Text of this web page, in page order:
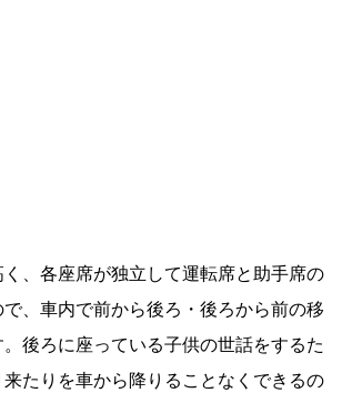
、各座席が独立して運転席と助手席の
、車内で前から後ろ・後ろから前の移
後ろに座っている子供の世話をするた
たりを車から降りることなくできるの